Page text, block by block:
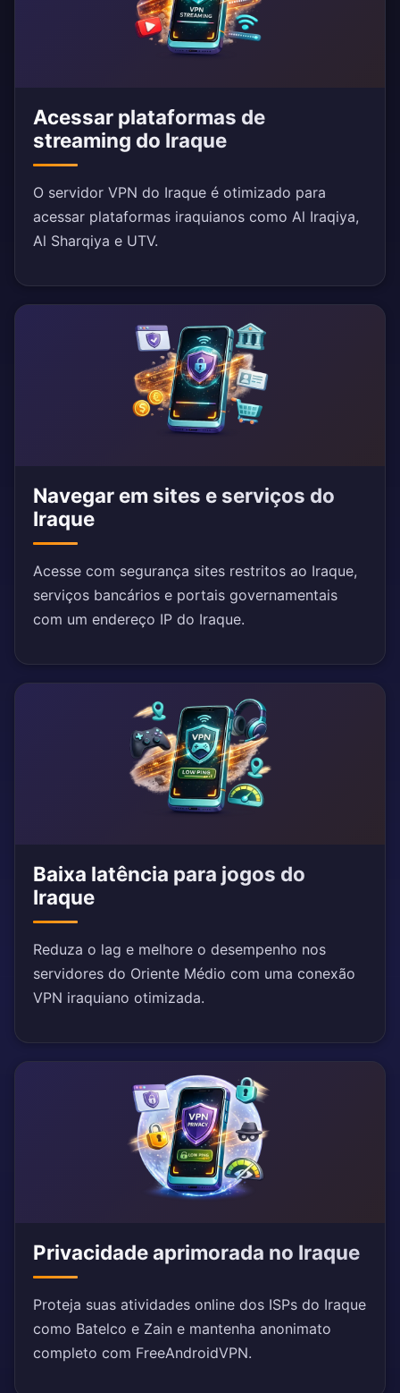
Acessar plataformas de
streaming do Iraque
O servidor VPN do Iraque é otimizado para
acessar plataformas iraquianos como Al Iraqiya,
Al Sharqiya e UTV.
Navegar em sites e serviços do
Iraque
Acesse com segurança sites restritos ao Iraque,
serviços bancários e portais governamentais
com um endereço IP do Iraque.
Baixa latência para jogos do
Iraque
Reduza o lag e melhore o desempenho nos
servidores do Oriente Médio com uma conexão
VPN iraquiano otimizada.
Privacidade aprimorada no Iraque
Proteja suas atividades online dos ISPs do Iraque
como Batelco e Zain e mantenha anonimato
completo com FreeAndroidVPN.